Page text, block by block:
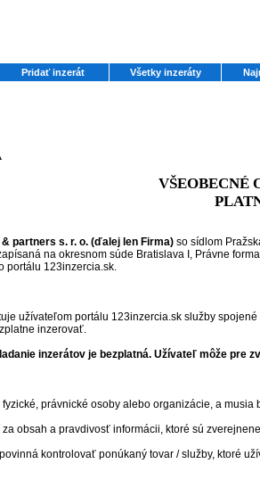
Pridať inzerát Všetky inzeráty
VŠEOBECNÉ
partners s. r. o. (ďalej len Firma) so sídlom
na okresnom súde Bratislava I, Právne
portálu 123inzercia.sk.
užívateľom portálu 123inzercia.sk služby
inzerovať.
inzerátov je bezplatná. Užívateľ môže pre
fyzické, právnické osoby alebo organizácie, a musia
za obsah a pravdivosť informácii, ktoré sú
kontrolovať ponúkaný tovar / služby, ktoré